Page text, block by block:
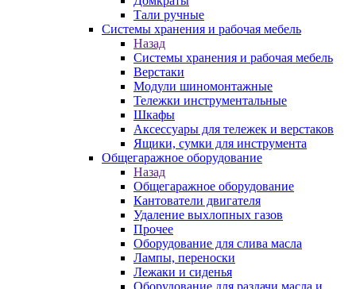
Тали ручные
Системы хранения и рабочая мебель
Назад
Системы хранения и рабочая мебель
Верстаки
Модули шиномонтажные
Тележки инструментальные
Шкафы
Аксессуары для тележек и верстаков
Ящики, сумки для инструмента
Общегаражное оборудование
Назад
Общегаражное оборудование
Кантователи двигателя
Удаление выхлопных газов
Прочее
Оборудование для слива масла
Лампы, переноски
Лежаки и сиденья
Оборудование для раздачи масла и